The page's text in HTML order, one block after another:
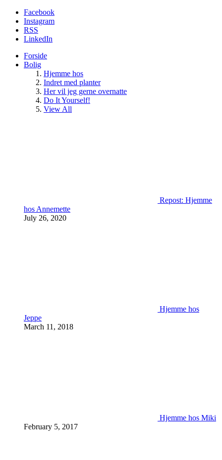
Facebook
Instagram
RSS
LinkedIn
Forside
Bolig
Hjemme hos
Indret med planter
Her vil jeg gerne overnatte
Do It Yourself!
View All
Repost: Hjemme
hos Annemette
July 26, 2020
Hjemme hos
Jeppe
March 11, 2018
Hjemme hos Miki
February 5, 2017